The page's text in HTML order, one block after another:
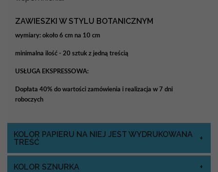
ZAWIESZKI W STYLU BOTANICZNYM
wymiary: około 6 cm na 10 cm
minimalna ilość - 20 sztuk z jedną treścią
USŁUGA EKSPRESSOWA:
Dopłata 40% do wartości zamówienia i realizacja w 7 dni
roboczych
KOLOR PAPIERU NA NIEJ JEST WYDRUKOWANA
TREŚĆ
KOLOR SZNURKA